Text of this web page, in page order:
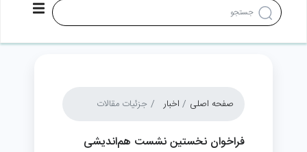
صفحه اصلی اخبار جزئیات مقالات
فراخوان نخستین نشست هم‌اندیشی